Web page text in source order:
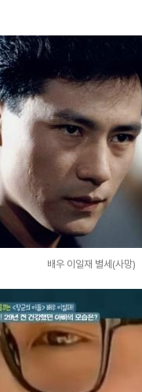
배우 이일재 별세(사망)